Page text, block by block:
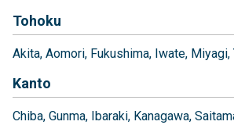
Tohoku
Akita Aomori Fukushima Iwate Miyagi
Kanto
Chiba Gunma Ibaraki Kanagawa